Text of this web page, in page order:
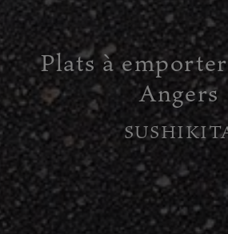
Plats à
Angers